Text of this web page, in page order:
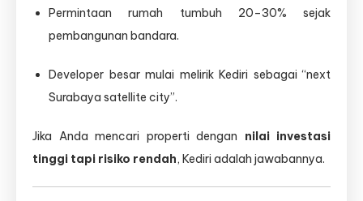
Permintaan rumah tumbuh 20–30% sejak
pembangunan bandara.
Developer besar mulai melirik Kediri sebagai “next
Surabaya satellite city”.
Jika Anda mencari properti dengan nilai investasi
tinggi tapi risiko rendah, Kediri adalah jawabannya.